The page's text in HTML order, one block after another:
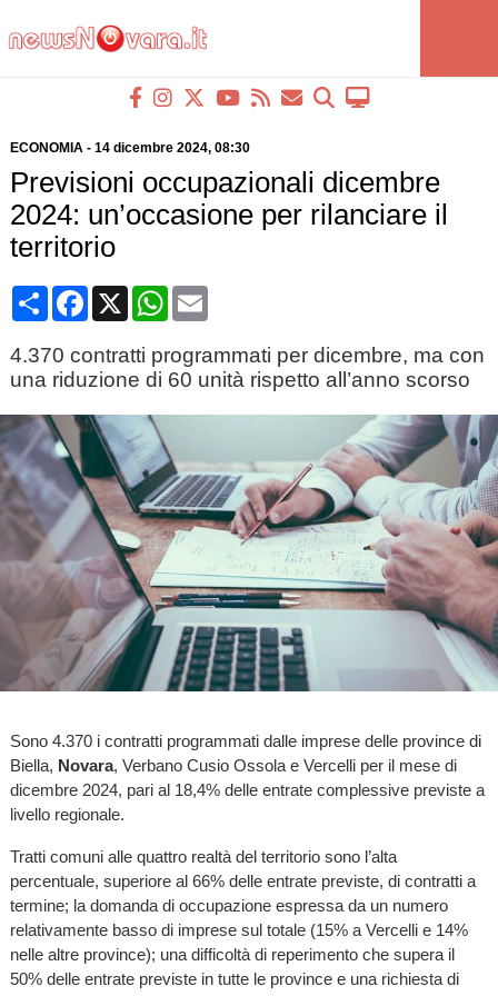
ECONOMIA- 14 dicembre 2024, 08:30
Previsioni occupazionali dicembre
2024: un’occasione per rilanciare il
territorio
CondividiFacebook
X WhatsApp
Email
4.370 contratti programmati per dicembre, ma con
una riduzione di 60 unità rispetto all’anno scorso
Sono 4.370 i contratti programmati dalle imprese delle province di
Biella, Novara, Verbano Cusio Ossola e Vercelli per il mese di
dicembre 2024, pari al 18,4% delle entrate complessive previste a
livello regionale.
Tratti comuni alle quattro realtà del territorio sono l’alta
percentuale, superiore al 66% delle entrate previste, di contratti a
termine; la domanda di occupazione espressa da un numero
relativamente basso di imprese sul totale (15% a Vercelli e 14%
nelle altre province); una difficoltà di reperimento che supera il
50% delle entrate previste in tutte le province e una richiesta di